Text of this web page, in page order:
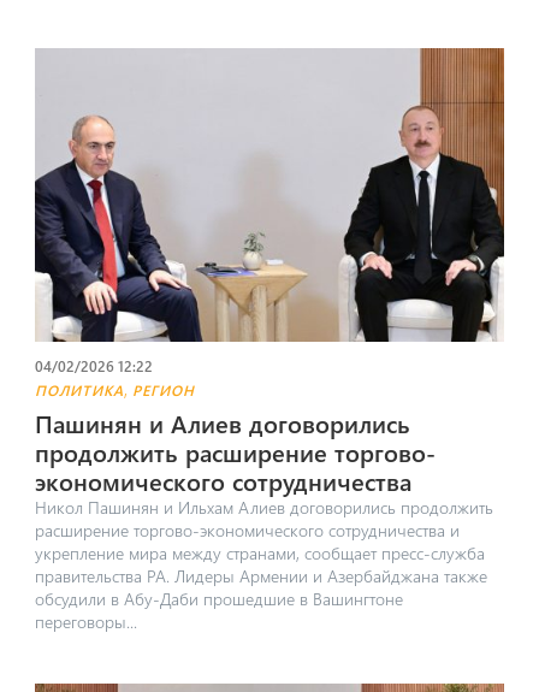
04/02/2026 12:22
ПОЛИТИКА, РЕГИОН
Пашинян и Алиев договорились
продолжить расширение торгово-
экономического сотрудничества
Никол Пашинян и Ильхам Алиев договорились продолжить
расширение торгово-экономического сотрудничества и
укрепление мира между странами, сообщает пресс-служба
правительства РА. Лидеры Армении и Азербайджана также
обсудили в Абу-Даби прошедшие в Вашингтоне
переговоры...